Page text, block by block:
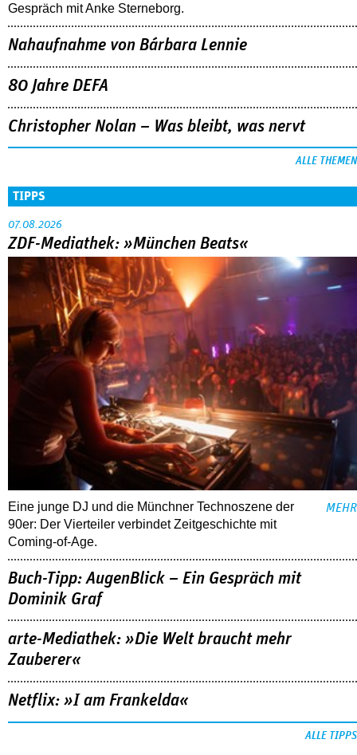
Gespräch mit Anke Sterneborg.
Nahaufnahme von Bárbara Lennie
80 Jahre DEFA
Christopher Nolan – Was bleibt, was nervt
ALLE THEMEN
TIPPS
07.08.2026
ZDF-Mediathek: »München Beats«
Eine junge DJ und die Münchner Technoszene der
90er: Der Vierteiler verbindet Zeitgeschichte mit
Coming-of-Age.
MEHR
Buch-Tipp: AugenBlick – Ein Gespräch mit
Dominik Graf
arte-Mediathek: »Die Welt braucht mehr
Zauberer«
Netflix: »I am Frankelda«
ALLE TIPPS